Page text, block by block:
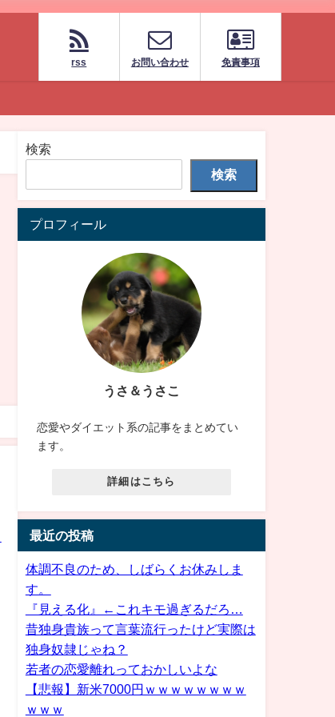
rss お問い合わせ 免責事項
検索
検索
プロフィール
うさ＆うさこ
恋愛やダイエット系の記事をまとめてい
ます。
詳細はこちら
最近の投稿
体調不良のため、しばらくお休みしま
す。
『見える化』←これキモ過ぎるだろ…
昔独身貴族って言葉流行ったけど実際は
独身奴隷じゃね？
若者の恋愛離れっておかしいよな
【悲報】新米7000円ｗｗｗｗｗｗｗｗ
ｗｗｗ